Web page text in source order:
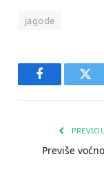
jagode
Facebook
Previše